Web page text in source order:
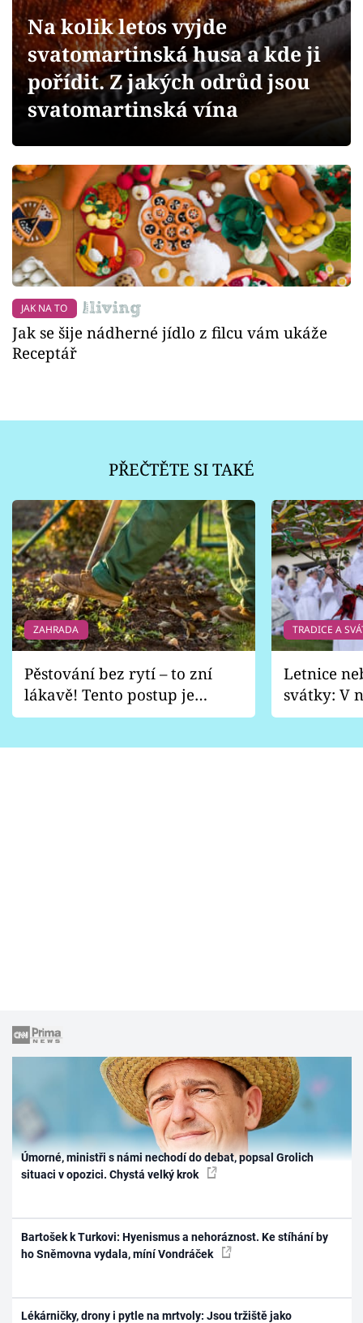
Přihlášení
Sledujte nás
Na kolik letos vyjde
svatomartinská husa a kde ji
pořídit. Z jakých odrůd jsou
svatomartinská vína
JAK NA TO
Jak se šije nádherné jídlo z filcu vám ukáže
Receptář
PŘEČTĚTE SI TAKÉ
ZAHRADA
Pěstování bez rytí – to zní
lákavě! Tento postup je
vhodný jen pro některé
TRADICE A
Letnice
svátky: V
pondělí
Úmorné, ministři s námi nechodí do debat, popsal Grolich
situaci v opozici. Chystá velký krok
Bartošek k Turkovi: Hyenismus a nehoráznost. Ke stíhání by
ho Sněmovna vydala, míní Vondráček
Lékárničky, drony i pytle na mrtvoly: Jsou tržiště jako